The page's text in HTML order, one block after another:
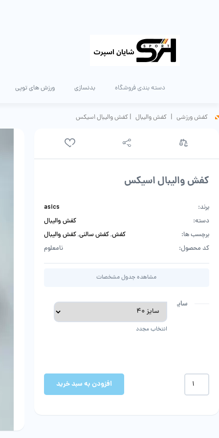
دسته بندی فروشگاه بدنسازی ورزش های توپی
کفش ورزشی | کفش والیبال | کفش والیبال اسیکس
کفش والیبال اسیکس
برند:
asics
دسته:
کفش والیبال
برچسب ها:
کفش,کفش سالنی,کفش والیبال
کد محصول:
نامعلوم
مشاهده جدول مشخصات
سایز
انتخاب مجدد
کفش
والیبال
اسیکس
افزودن به سبد خرید